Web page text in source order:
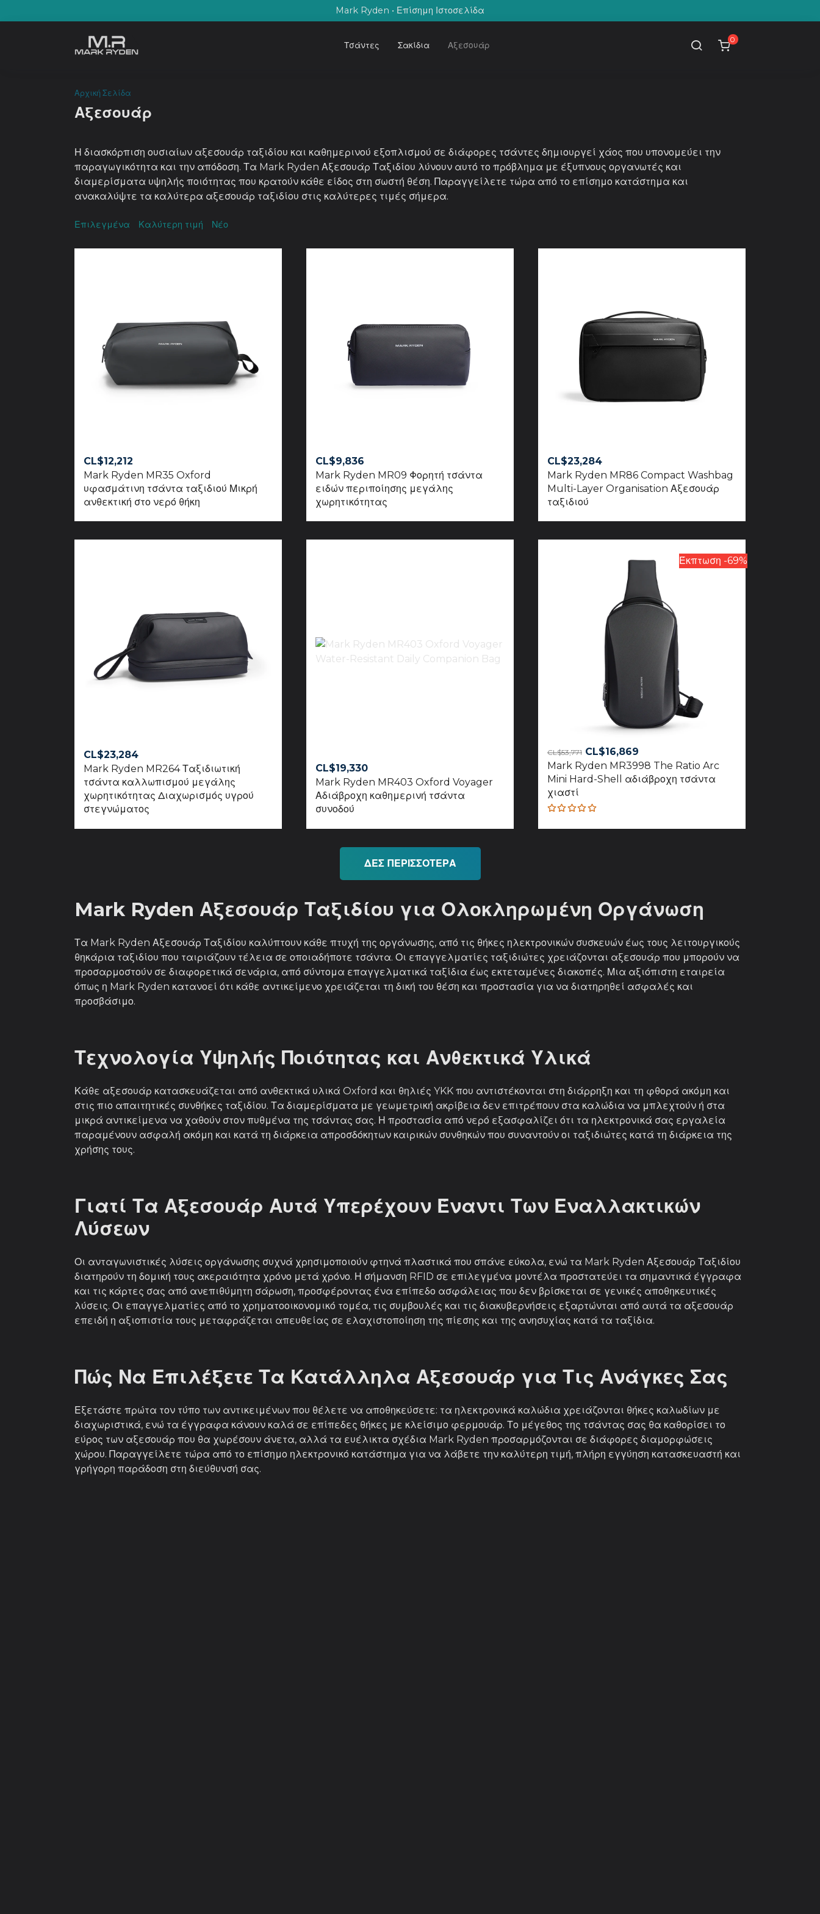
to
Mark Ryden • Επίσημη Ιστοσελίδα
Τσάντες Σακίδια Αξεσουάρ
0
Αρχική Σελίδα
Αξεσουάρ
Η διασκόρπιση ουσιαίων αξεσουάρ ταξιδίου και καθημερινού εξοπλισμού σε διάφορες τσάντες δημιουργεί χάος που υπονομεύει την
παραγωγικότητα και την απόδοση. Τα Mark Ryden Αξεσουάρ Ταξιδίου λύνουν αυτό το πρόβλημα με έξυπνους οργανωτές και
διαμερίσματα υψηλής ποιότητας που κρατούν κάθε είδος στη σωστή θέση. Παραγγείλετε τώρα από το επίσημο κατάστημα και
ανακαλύψτε τα καλύτερα αξεσουάρ ταξιδίου στις καλύτερες τιμές σήμερα.
Επιλεγμένα Καλύτερη τιμή Νέο
CL$12,212
Mark Ryden MR35 Oxford
υφασμάτινη τσάντα ταξιδιού Μικρή
ανθεκτική στο νερό θήκη
CL$9,836
Mark Ryden MR09 Φορητή τσάντα
ειδών περιποίησης μεγάλης
χωρητικότητας
CL$23,284
Mark Ryden MR86 Compact Washbag
Multi-Layer Organisation Αξεσουάρ
ταξιδιού
CL$23,284
Mark Ryden MR264 Ταξιδιωτική
τσάντα καλλωπισμού μεγάλης
χωρητικότητας Διαχωρισμός υγρού
στεγνώματος
CL$19,330
Mark Ryden MR403 Oxford Voyager
Αδιάβροχη καθημερινή τσάντα
συνοδού
Έκπτωση -69%
CL$53,771 Original
price
was:
CL$16,869Current
price
is:
Mark Ryden MR3998 The Ratio Arc
Mini Hard-Shell αδιάβροχη τσάντα
χιαστί
Rated
ΔΕΣ ΠΕΡΙΣΣΟΤΕΡΑ
Mark Ryden Αξεσουάρ Ταξιδίου για Ολοκληρωμένη Οργάνωση
Τα Mark Ryden Αξεσουάρ Ταξιδίου καλύπτουν κάθε πτυχή της οργάνωσης, από τις θήκες ηλεκτρονικών συσκευών έως τους λειτουργικούς
θηκάρια ταξιδίου που ταιριάζουν τέλεια σε οποιαδήποτε τσάντα. Οι επαγγελματίες ταξιδιώτες χρειάζονται αξεσουάρ που μπορούν να
προσαρμοστούν σε διαφορετικά σενάρια, από σύντομα επαγγελματικά ταξίδια έως εκτεταμένες διακοπές. Μια αξιόπιστη εταιρεία
όπως η Mark Ryden κατανοεί ότι κάθε αντικείμενο χρειάζεται τη δική του θέση και προστασία για να διατηρηθεί ασφαλές και
προσβάσιμο.
Τεχνολογία Υψηλής Ποιότητας και Ανθεκτικά Υλικά
Κάθε αξεσουάρ κατασκευάζεται από ανθεκτικά υλικά Oxford και θηλιές YKK που αντιστέκονται στη διάρρηξη και τη φθορά ακόμη και
στις πιο απαιτητικές συνθήκες ταξιδίου. Τα διαμερίσματα με γεωμετρική ακρίβεια δεν επιτρέπουν στα καλώδια να μπλεχτούν ή στα
μικρά αντικείμενα να χαθούν στον πυθμένα της τσάντας σας. Η προστασία από νερό εξασφαλίζει ότι τα ηλεκτρονικά σας εργαλεία
παραμένουν ασφαλή ακόμη και κατά τη διάρκεια απροσδόκητων καιρικών συνθηκών που συναντούν οι ταξιδιώτες κατά τη διάρκεια της
χρήσης τους.
Γιατί Τα Αξεσουάρ Αυτά Υπερέχουν Έναντι Των Εναλλακτικών
Λύσεων
Οι ανταγωνιστικές λύσεις οργάνωσης συχνά χρησιμοποιούν φτηνά πλαστικά που σπάνε εύκολα, ενώ τα Mark Ryden Αξεσουάρ Ταξιδίου
διατηρούν τη δομική τους ακεραιότητα χρόνο μετά χρόνο. Η σήμανση RFID σε επιλεγμένα μοντέλα προστατεύει τα σημαντικά έγγραφα
και τις κάρτες σας από ανεπιθύμητη σάρωση, προσφέροντας ένα επίπεδο ασφάλειας που δεν βρίσκεται σε γενικές αποθηκευτικές
λύσεις. Οι επαγγελματίες από το χρηματοοικονομικό τομέα, τις συμβουλές και τις διακυβερνήσεις εξαρτώνται από αυτά τα αξεσουάρ
επειδή η αξιοπιστία τους μεταφράζεται απευθείας σε ελαχιστοποίηση της πίεσης και της ανησυχίας κατά τα ταξίδια.
Πώς Να Επιλέξετε Τα Κατάλληλα Αξεσουάρ για Τις Ανάγκες Σας
Εξετάστε πρώτα τον τύπο των αντικειμένων που θέλετε να αποθηκεύσετε: τα ηλεκτρονικά καλώδια χρειάζονται θήκες καλωδίων με
διαχωριστικά, ενώ τα έγγραφα κάνουν καλά σε επίπεδες θήκες με κλείσιμο φερμουάρ. Το μέγεθος της τσάντας σας θα καθορίσει το
εύρος των αξεσουάρ που θα χωρέσουν άνετα, αλλά τα ευέλικτα σχέδια Mark Ryden προσαρμόζονται σε διάφορες διαμορφώσεις
χώρου. Παραγγείλετε τώρα από το επίσημο ηλεκτρονικό κατάστημα για να λάβετε την καλύτερη τιμή, πλήρη εγγύηση κατασκευαστή και
γρήγορη παράδοση στη διεύθυνσή σας.